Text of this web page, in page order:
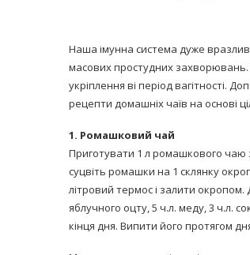
Наша імунна система дуже
масових простудних
укріплення ві період вагітності.
рецепти домашніх чаїв на основі
1. Ромашковий чай
Приготувати 1 л ромашкового чаю
суцвіть ромашки на 1 склянку
літровий термос і залити окропом.
яблучного оцту, 5 ч.л. меду, 3 ч.л.
кінця дня. Випити його протягом
принимать